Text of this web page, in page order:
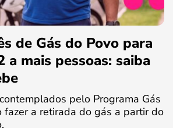
de Gás do Povo para
a mais pessoas: saiba
pelo Programa Gás
fazer a retirada do gás a partir do